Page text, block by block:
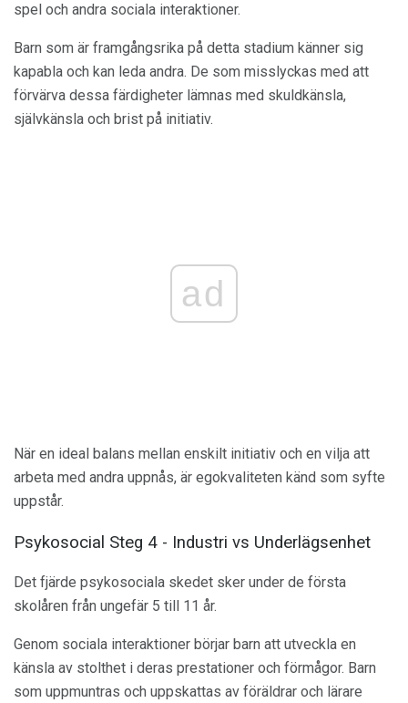
spel och andra sociala interaktioner.
Barn som är framgångsrika på detta stadium känner sig
kapabla och kan leda andra. De som misslyckas med att
förvärva dessa färdigheter lämnas med skuldkänsla,
självkänsla och brist på initiativ.
ad
När en ideal balans mellan enskilt initiativ och en vilja att
arbeta med andra uppnås, är egokvaliteten känd som syfte
uppstår.
Psykosocial Steg 4 - Industri vs Underlägsenhet
Det fjärde psykosociala skedet sker under de första
skolåren från ungefär 5 till 11 år.
Genom sociala interaktioner börjar barn att utveckla en
känsla av stolthet i deras prestationer och förmågor. Barn
som uppmuntras och uppskattas av föräldrar och lärare